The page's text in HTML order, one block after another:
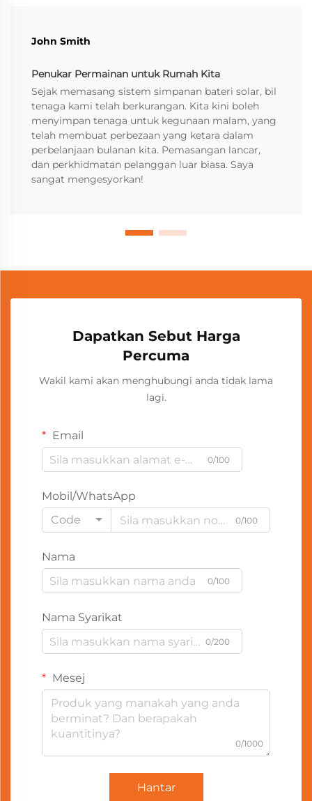
John Smith
Penukar Permainan untuk Rumah Kita
Sejak memasang sistem simpanan bateri solar, bil
tenaga kami telah berkurangan. Kita kini boleh
menyimpan tenaga untuk kegunaan malam, yang
telah membuat perbezaan yang ketara dalam
perbelanjaan bulanan kita. Pemasangan lancar,
dan perkhidmatan pelanggan luar biasa. Saya
sangat mengesyorkan!
Dapatkan Sebut Harga
Percuma
Wakil kami akan menghubungi anda tidak lama
lagi.
Email
0/100
Mobil/WhatsApp
Code
0/100
Nama
0/100
Nama Syarikat
0/200
Mesej
0/1000
Hantar